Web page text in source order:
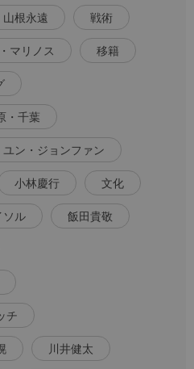
山根永遠 戦術
マリノス 移籍
・千葉
ユン・ジョンファン
小林慶行 文化
ソル 飯田貴敬
チ
川井健太